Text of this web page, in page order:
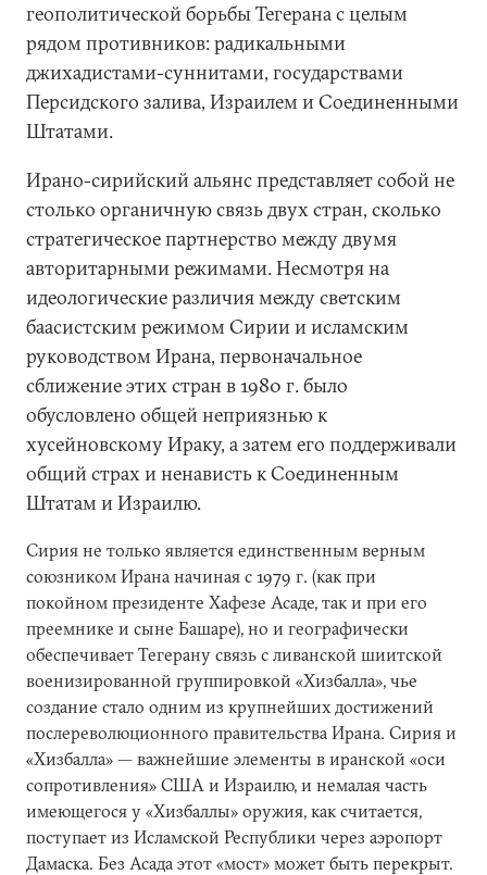
геополитической борьбы Тегерана с целым
рядом противников: радикальными
джихадистами-суннитами, государствами
Персидского залива, Израилем и Соединенными
Штатами.
Ирано-сирийский альянс представляет собой не
столько органичную связь двух стран, сколько
стратегическое партнерство между двумя
авторитарными режимами. Несмотря на
идеологические различия между светским
баасистским режимом Сирии и исламским
руководством Ирана, первоначальное
сближение этих стран в 1980 г. было
обусловлено общей неприязнью к
хусейновскому Ираку, а затем его поддерживали
общий страх и ненависть к Соединенным
Штатам и Израилю.
Сирия не только является единственным верным
союзником Ирана начиная с 1979 г. (как при
покойном президенте Хафезе Асаде, так и при его
преемнике и сыне Башаре), но и географически
обеспечивает Тегерану связь с ливанской шиитской
военизированной группировкой «Хизбалла», чье
создание стало одним из крупнейших достижений
послереволюционного правительства Ирана. Сирия и
«Хизбалла» — важнейшие элементы в иранской «оси
сопротивления» США и Израилю, и немалая часть
имеющегося у «Хизбаллы» оружия, как считается,
поступает из Исламской Республики через аэропорт
Дамаска. Без Асада этот «мост» может быть перекрыт.